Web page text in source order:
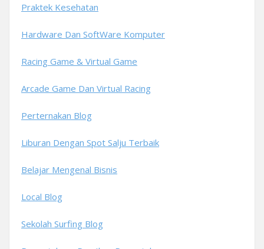
Praktek Kesehatan
Hardware Dan SoftWare Komputer
Racing Game & Virtual Game
Arcade Game Dan Virtual Racing
Perternakan Blog
Liburan Dengan Spot Salju Terbaik
Belajar Mengenal Bisnis
Local Blog
Sekolah Surfing Blog